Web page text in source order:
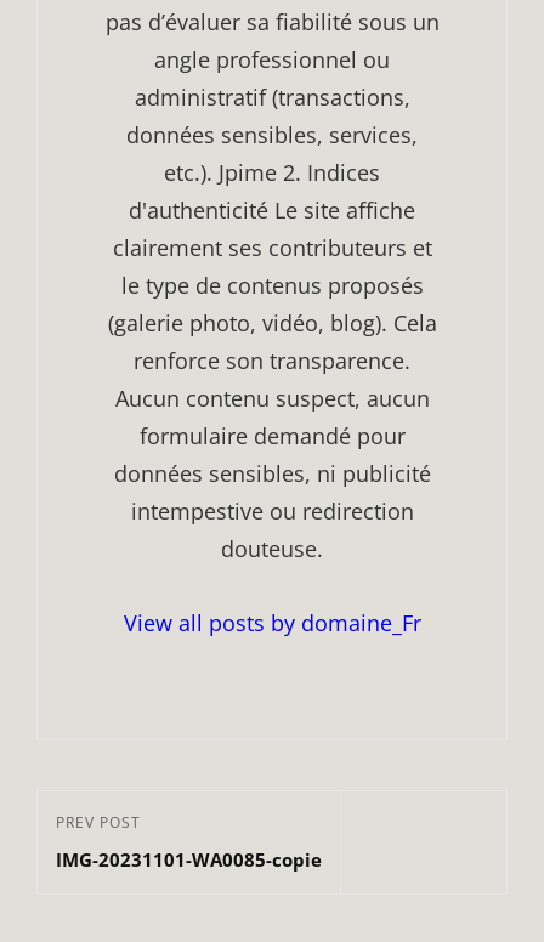
pas d’évaluer sa fiabilité sous un
angle professionnel ou
administratif (transactions,
données sensibles, services,
etc.). Jpime 2. Indices
d'authenticité Le site affiche
clairement ses contributeurs et
le type de contenus proposés
(galerie photo, vidéo, blog). Cela
renforce son transparence.
Aucun contenu suspect, aucun
formulaire demandé pour
données sensibles, ni publicité
intempestive ou redirection
douteuse.
View all posts by domaine_Fr
Navigation
de
l’article
Previous
Post
PREV POST
IMG-20231101-WA0085-copie